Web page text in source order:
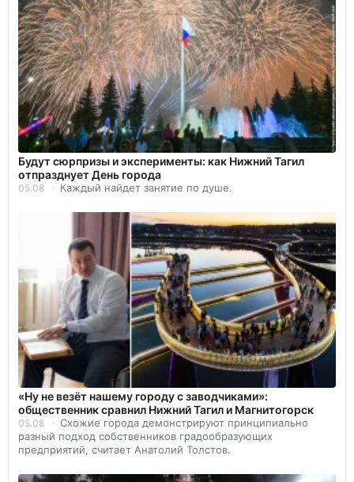
Будут сюрпризы и эксперименты: как Нижний Тагил
отпразднует День города
05.08 Каждый найдет занятие по душе.
«Ну не везёт нашему городу с заводчиками»:
общественник сравнил Нижний Тагил и Магнитогорск
05.08
Схожие города демонстрируют принципиально
разный подход собственников градообразующих
предприятий, считает Анатолий Толстов.